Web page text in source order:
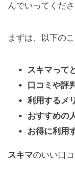
んでいってくだ
まずは、以下の
スキマって
口コミや評
利用するメ
おすすめの
お得に利用
スキマのいい口